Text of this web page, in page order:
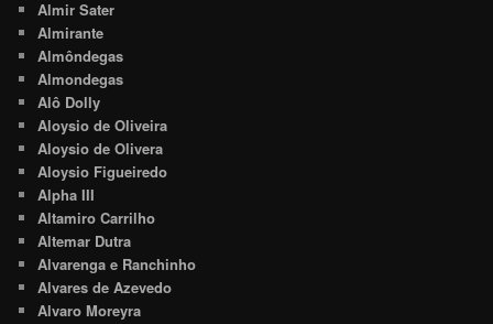
Almir Sater
Almirante
Almôndegas
Almondegas
Alô Dolly
Aloysio de Oliveira
Aloysio de Olivera
Aloysio Figueiredo
Alpha III
Altamiro Carrilho
Altemar Dutra
Alvarenga e Ranchinho
Alvares de Azevedo
Alvaro Moreyra